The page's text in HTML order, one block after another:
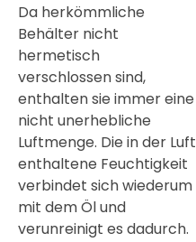
Da herkömmliche
Behälter nicht
hermetisch
verschlossen sind,
enthalten sie immer eine
nicht unerhebliche
Luftmenge. Die in der Luft
enthaltene Feuchtigkeit
verbindet sich wiederum
mit dem Öl und
verunreinigt es dadurch.